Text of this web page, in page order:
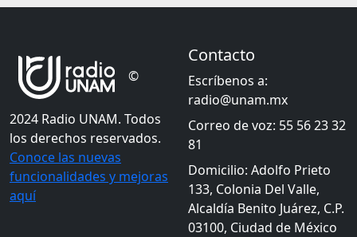
©
2024 Radio UNAM. Todos
los derechos reservados.
Conoce las nuevas
funcionalidades y mejoras
aquí
Contacto
Escríbenos a:
radio@unam.mx
Correo de voz: 55 56 23 32
81
Domicilio: Adolfo Prieto
133, Colonia Del Valle,
Alcaldía Benito Juárez, C.P.
03100, Ciudad de México